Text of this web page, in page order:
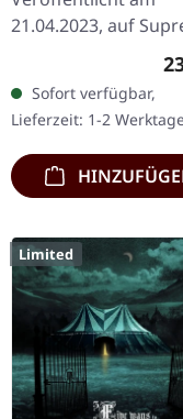
21.04.2023, auf
Dunkelgelb/Schwarz
marmoriertes Vinyl im
schweren Cover…
Sofort verfügbar,
Lieferzeit: 1-2
Limited